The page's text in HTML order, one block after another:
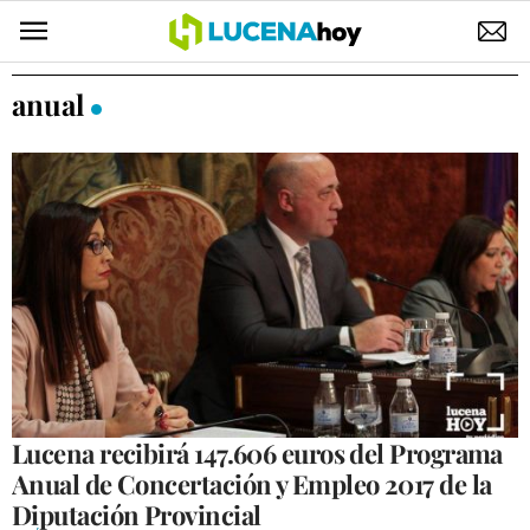
POLÍTICA
ELECCIONES
SUCESOS
ECONOMÍA
DESARROLLO LOCAL
LUCENA EMPRESAS
OCIO
COFRADÍAS
anual
Lucena recibirá 147.606 euros del Programa
Anual de Concertación y Empleo 2017 de la
Diputación Provincial